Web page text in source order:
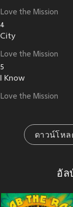
Love the Mission
4
City
Love the Mission
5
I Know
Love the Mission
ดาวน์โหล
อัล